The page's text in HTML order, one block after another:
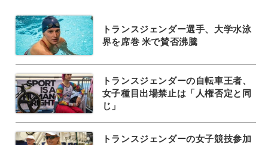
トランスジェンダー選手、大学水泳
界を席巻 米で賛否沸騰
トランスジェンダーの自転車王者、
女子種目出場禁止は「人権否定と同
じ」
トランスジェンダーの女子競技参加